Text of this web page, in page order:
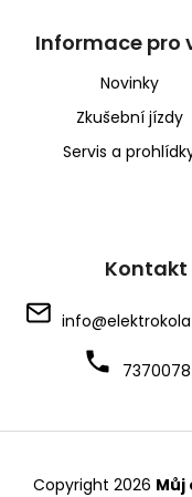
Informace pro
Novinky
Zkušební jízdy
Servis a
Kontakt
info@
Copyright 2026 Můj